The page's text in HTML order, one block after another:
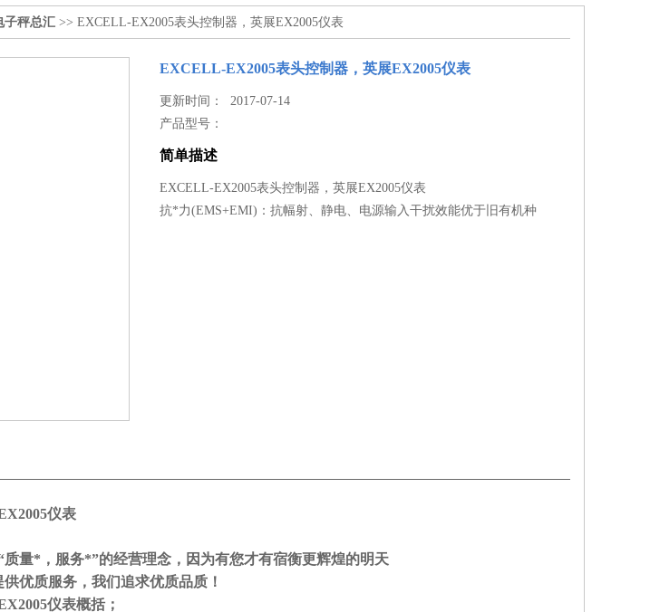
子秤总汇 >> EXCELL-EX2005表头控制器，英展EX2005仪表
EXCELL-EX2005表头控制器，英展EX2005仪表
更新时间： 2017-07-14
产品型号：
简单描述
EXCELL-EX2005表头控制器，英展EX2005仪表
抗*力(EMS+EMI)：抗幅射、静电、电源输入干扰效能优于旧有机种
仪表
量*，服务*”的经营理念，因为有您才有宿衡更辉煌的明天
优质服务，我们追求优质品质！
仪表概括；